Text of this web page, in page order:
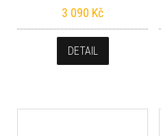
3 090 Kč
DETAIL